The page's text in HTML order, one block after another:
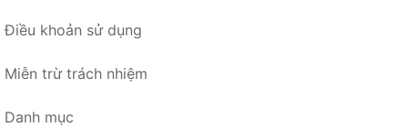
Điều khoản sử dụng
Miễn trừ trách nhiệm
Danh mục